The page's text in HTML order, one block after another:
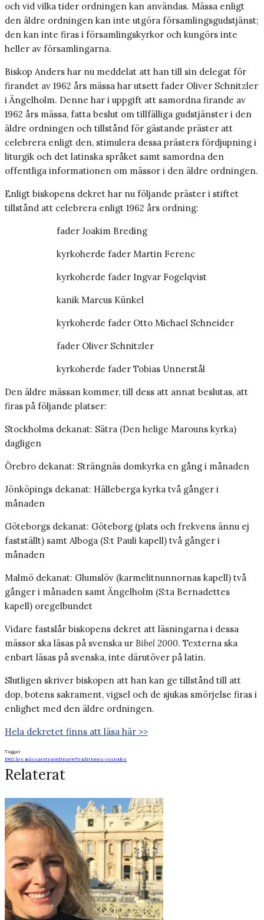
och vid vilka tider ordningen kan användas. Mässa enligt
den äldre ordningen kan inte utgöra församlingsgudstjänst;
den kan inte firas i församlingskyrkor och kungörs inte
heller av församlingarna.
Biskop Anders har nu meddelat att han till sin delegat för
firandet av 1962 års mässa har utsett fader Oliver Schnitzler
i Ängelholm. Denne har i uppgift att samordna firande av
1962 års mässa, fatta beslut om tillfälliga gudstjänster i den
äldre ordningen och tillstånd för gästande präster att
celebrera enligt den, stimulera dessa prästers fördjupning i
liturgik och det latinska språket samt samordna den
offentliga informationen om mässor i den äldre ordningen.
Enligt biskopens dekret har nu följande präster i stiftet
tillstånd att celebrera enligt 1962 års ordning:
fader Joakim Breding
kyrkoherde fader Martin Ferenc
kyrkoherde fader Ingvar Fogelqvist
kanik Marcus Künkel
kyrkoherde fader Otto Michael Schneider
fader Oliver Schnitzler
kyrkoherde fader Tobias Unnerstål
Den äldre mässan kommer, till dess att annat beslutas, att
firas på följande platser:
Stockholms dekanat: Sätra (Den helige Marouns kyrka)
dagligen
Örebro dekanat: Strängnäs domkyrka en gång i månaden
Jönköpings dekanat: Hälleberga kyrka två gånger i
månaden
Göteborgs dekanat: Göteborg (plats och frekvens ännu ej
fastställt) samt Alboga (S:t Pauli kapell) två gånger i
månaden
Malmö dekanat: Glumslöv (karmelitnunnornas kapell) två
gånger i månaden samt Ängelholm (S:ta Bernadettes
kapell) oregelbundet
Vidare fastslår biskopens dekret att läsningarna i dessa
mässor ska läsas på svenska ur Bibel 2000. Texterna ska
enbart läsas på svenska, inte därutöver på latin.
Slutligen skriver biskopen att han kan ge tillstånd till att
dop, botens sakrament, vigsel och de sjukas smörjelse firas i
enlighet med den äldre ordningen.
Hela dekretet finns att läsa här >>
Taggar
1962 års mässaextraordinarieTraditiones custodes
Relaterat